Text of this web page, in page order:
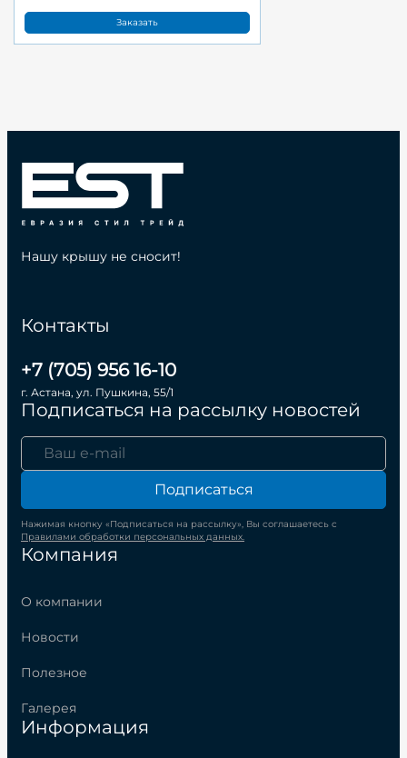
Заказать
Компания
О компании
Новости
Полезное
Галерея
Информация
Контакты
+7 (705) 956 16-10
г. Астана, ул. Пушкина, 55/1
Подписаться на рассылку новостей
Подписаться
Нажимая кнопку «Подписаться на рассылку», Вы соглашаетесь с
Правилами обработки персональных данных.
Нашу крышу не сносит!